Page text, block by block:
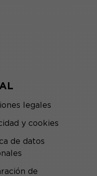
legales
y cookies
de datos
de